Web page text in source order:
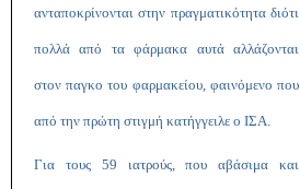
ανταποκρίνονται στην πραγματικότητα διότι
πολλά από τα φάρμακα αυτά αλλάζονται
στον παγκο του φαρμακείου, φαινόμενο που
από την πρώτη στιγμή κατήγγειλε ο ΙΣΑ.
Για τους 59 ιατρούς, που αβάσιμα και